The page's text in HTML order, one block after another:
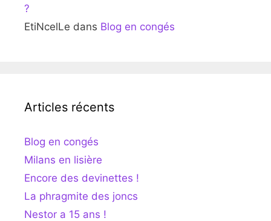
?
EtiNcelLe dans Blog en congés
Articles récents
Blog en congés
Milans en lisière
Encore des devinettes !
La phragmite des joncs
Nestor a 15 ans !